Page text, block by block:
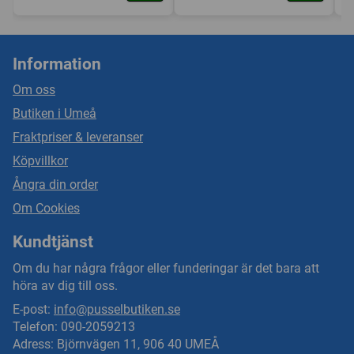
Information
Om oss
Butiken i Umeå
Fraktpriser & leveranser
Köpvillkor
Ångra din order
Om Cookies
Kundtjänst
Om du har några frågor eller funderingar är det bara att
höra av dig till oss.
E-post: info@pusselbutiken.se
Telefon: 090-2059213
Adress: Björnvägen 11, 906 40 UMEÅ